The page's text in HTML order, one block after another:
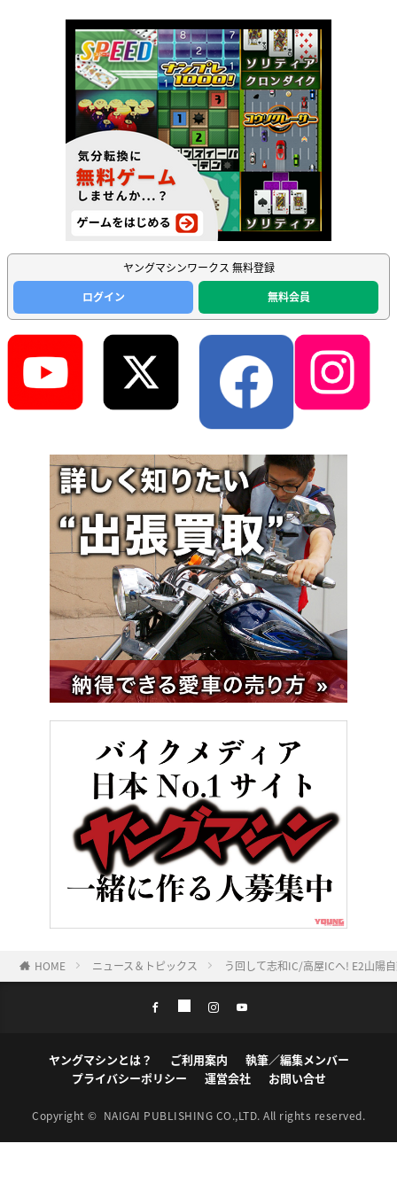
ヤングマシンワークス 無料登録
ログイン
無料会員
HOME ニュース＆トピックス う回して志和IC/高屋ICへ! E2山陽
ヤングマシンとは？ ご利用案内
執筆／編集メンバー
プライバシーポリシー
運営会社 お問い合せ
Copyright © NAIGAI PUBLISHING CO.,LTD. All rights reserved.